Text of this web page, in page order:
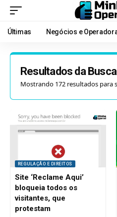
Últimas Negócios e
Resultados da
Mostrando 172 resultados para
REGULAÇÃO E DIREITOS
Site ‘Reclame Aqui’
bloqueia todos os
visitantes, que
protestam